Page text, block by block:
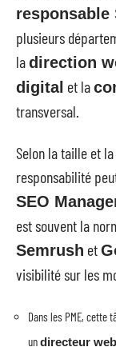
responsable
plusieurs
ladirection
digital et la
transversal.
Selon la taille et
responsabilité
SEO
est souvent la
Semrush et
visibilité sur les
Dans les PME, cette
undirecteur